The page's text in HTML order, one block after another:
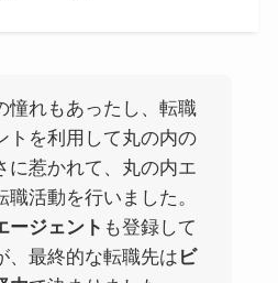
憧れもあったし、転職
トを利用して丸の内の
に惹かれて、丸の内エ
職活動を行いました。
ージェント も登録して
、最終的な転職先は ビ